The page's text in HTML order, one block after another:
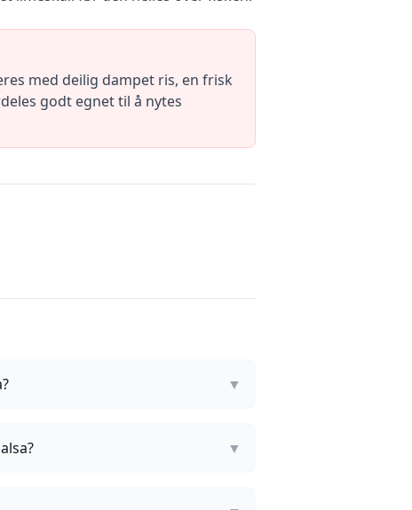
med deilig dampet ris, en frisk
godt egnet til å nytes
▼
▼